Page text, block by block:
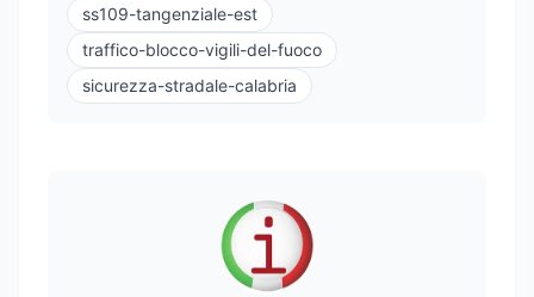
ss109-tangenziale-est
traffico-blocco-vigili-del-fuoco
sicurezza-stradale-calabria